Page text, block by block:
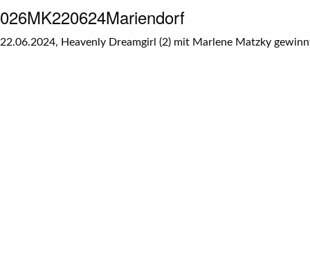
026MK220624Mariendorf
22.06.2024, Heavenly Dreamgirl (2) mit Marlene Matzky